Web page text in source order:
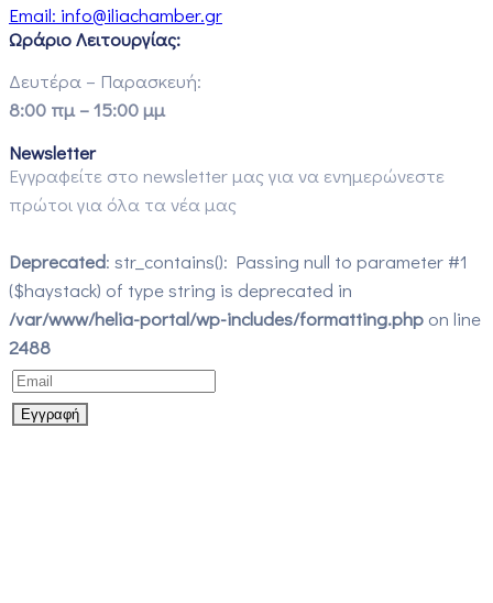
Email: info@iliachamber.gr
Ωράριο Λειτουργίας:
Δευτέρα – Παρασκευή:
8:00 πμ – 15:00 μμ
Newsletter
Εγγραφείτε στο newsletter μας για να ενημερώνεστε
πρώτοι για όλα τα νέα μας
Deprecated: str_contains(): Passing null to parameter #1
($haystack) of type string is deprecated in
/var/www/helia-portal/wp-includes/formatting.php on line
2488